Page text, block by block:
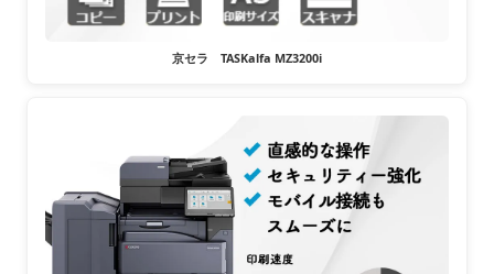
京セラ TASKalfa MZ3200i